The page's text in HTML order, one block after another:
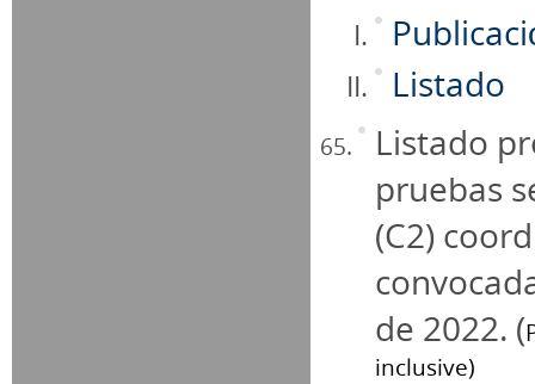
Listado
Listado
pruebas
(C2)
de 2022. (
inclusive)